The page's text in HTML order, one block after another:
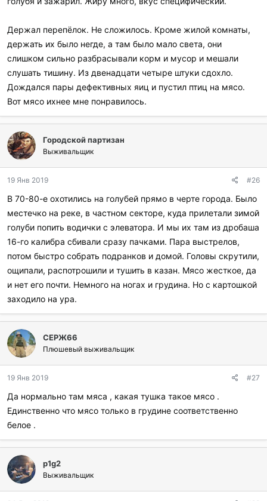
л
Держал перепёлок. Не сложилось. Кроме жилой комнаты,
держать их было негде, а там было мало света, они
слишком сильно разбрасывали корм и мусор и мешали
слушать тишину. Из двенадцати четыре штуки сдохло.
Дождался пары дефективных яиц и пустил птиц на мясо.
Вот мясо ихнее мне понравилось.
Городской партизан
Выживальщик
19 Янв 2019 #26
В 70-80-е охотились на голубей прямо в черте города. Было
местечко на реке, в частном секторе, куда прилетали зимой
голуби попить водички с элеватора. И мы их там из дробаша
16-го калибра сбивали сразу пачками. Пара выстрелов,
потом быстро собрать подранков и домой. Головы скрутили,
ощипали, распотрошили и тушить в казан. Мясо жесткое, да
и нет его почти. Немного на ногах и грудина. Но с картошкой
заходило на ура.
СЕРЖ66
Плюшевый выживальщик
19 Янв 2019 #27
Да нормально там мяса , какая тушка такое мясо .
Единственно что мясо только в грудине соответственно
белое .
p1g2
Выживальщик